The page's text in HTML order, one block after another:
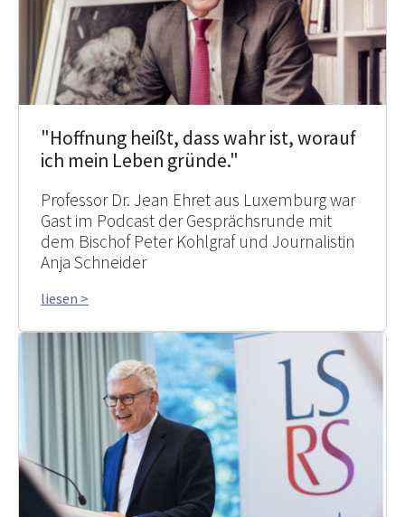
"Hoffnung heißt, dass wahr ist, worauf
ich mein Leben gründe."
Professor Dr. Jean Ehret aus Luxemburg war
Gast im Podcast der Gesprächsrunde mit
dem Bischof Peter Kohlgraf und Journalistin
Anja Schneider
liesen >